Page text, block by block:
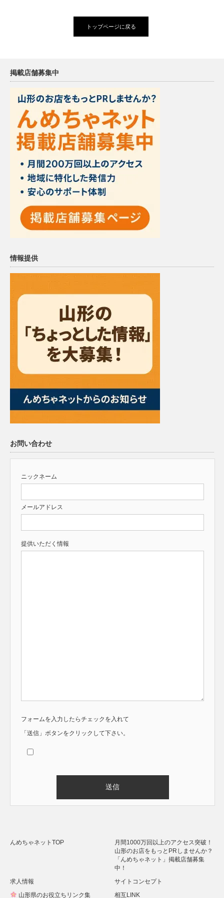
トップページに戻る
掲載店舗募集中
情報提供
お問い合わせ
ニックネーム
メールアドレス
提供いただく情報
フォームを入力したらチェックを入れて
「送信」ボタンをクリックして下さい。
んめちゃネットTOP
月間1000万回以上のアクセス突破！
山形のお店をもっとPRしませんか？
「んめちゃネット」掲載店舗募集
中！
求人情報
サイトコンセプト
山形県のお役立ちリンク集
相互LINK